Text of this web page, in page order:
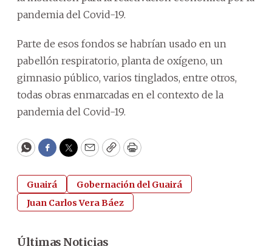
pandemia del Covid-19.
Parte de esos fondos se habrían usado en un
pabellón respiratorio, planta de oxígeno, un
gimnasio público, varios tinglados, entre otros,
todas obras enmarcadas en el contexto de la
pandemia del Covid-19.
WhatsApp
Facebook
Twitter
EmailCopyPrint
Guairá
Gobernación del Guairá
Juan Carlos Vera Báez
Últimas Noticias